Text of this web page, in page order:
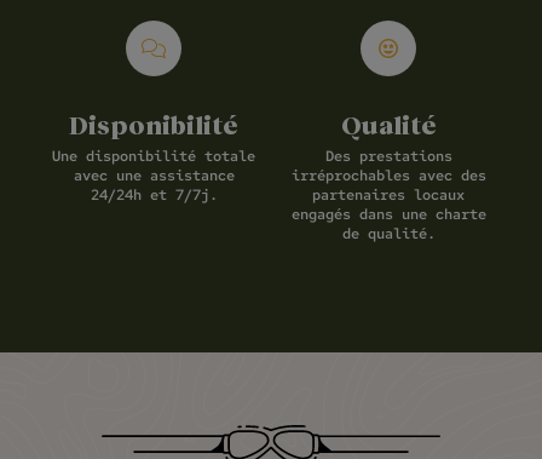
Disponibilité
Une disponibilité totale
avec une assistance
24/24h et 7/7j.
Qualité
Des prestations
irréprochables avec des
partenaires locaux
engagés dans une charte
de qualité.